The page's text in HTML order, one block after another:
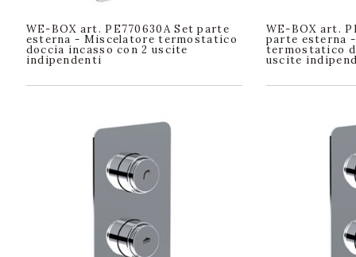
WE-BOX art. PE770630A Set parte
esterna - Miscelatore termostatico
doccia incasso con 2 uscite
indipendenti
WE-BOX art.
parte esterna
termostatico
uscite